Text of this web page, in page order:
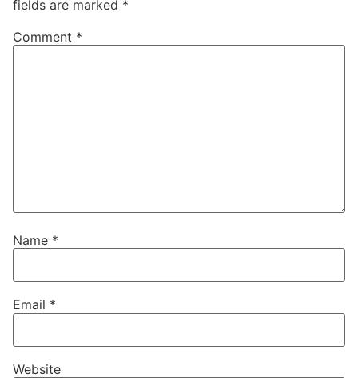
fields are marked *
Comment *
Name *
Email *
Website